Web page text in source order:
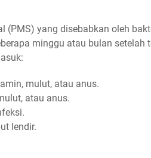
(PMS) yang disebabkan oleh
minggu atau bulan setelah
mulut, atau anus.
atau anus.
lendir.